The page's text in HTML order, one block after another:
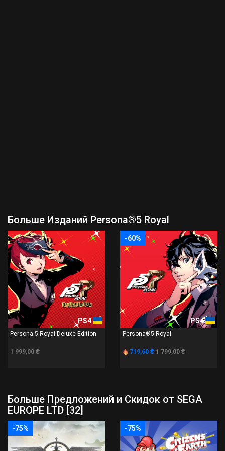
Больше Изданий Persona®5 Royal
PS4
Persona 5 Royal Deluxe Edition
1 999,00 ₴
-60%
PS4
Persona®5 Royal
719,60 ₴ 1 799,00 ₴
Больше Предложений и Скидок от SEGA
EUROPE LTD [32]
-75% -75%